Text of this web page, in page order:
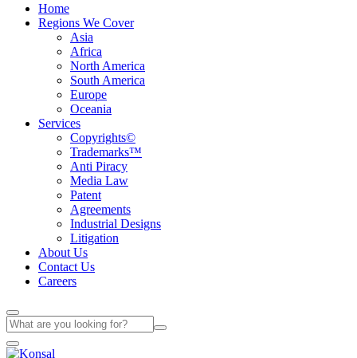
Home
Regions We Cover
Asia
Africa
North America
South America
Europe
Oceania
Services
Copyrights©
Trademarks™
Anti Piracy
Media Law
Patent
Agreements
Industrial Designs
Litigation
About Us
Contact Us
Careers